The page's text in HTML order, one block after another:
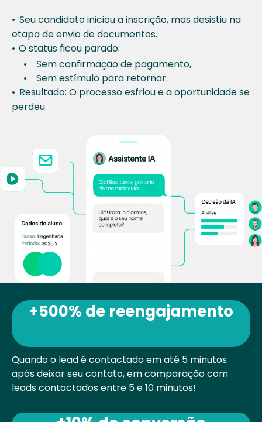
• Seu candidato iniciou a inscrição, masdesistiu na
etapa de envio de documentos.
• O status ficou parado:
• Sem confirmação de pagamento,
• Sem estímulo para retornar.
• Resultado: O processo esfriou e aoportunidade se
perdeu.
+500% de reengajamento
Quando o lead é contactado em até 5 minutos
após deixar seu contato, emcomparação com
leads contactadosentre 5 e 10 minutos!